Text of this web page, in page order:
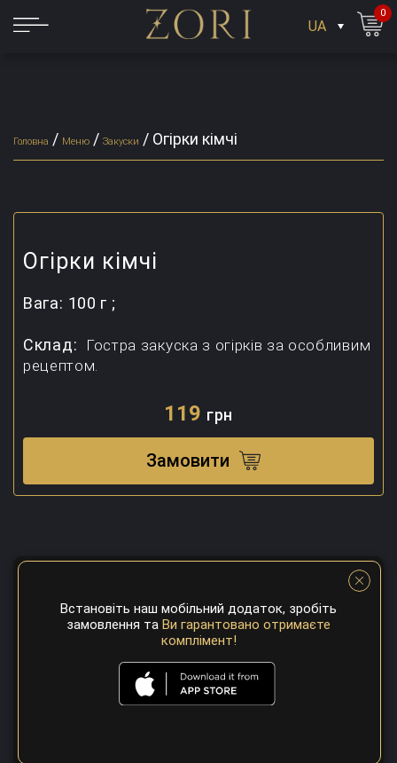
UA
0
Головна / Меню / Закуски / Огірки кімчі
Огірки кімчі
Вага: 100 г ;
Склад:
Гостра закуска з огірків за особливим
рецептом.
119 грн
Замовити
Встановіть наш мобільний додаток, зробіть
замовлення та Ви гарантовано отримаєте
комплімент!